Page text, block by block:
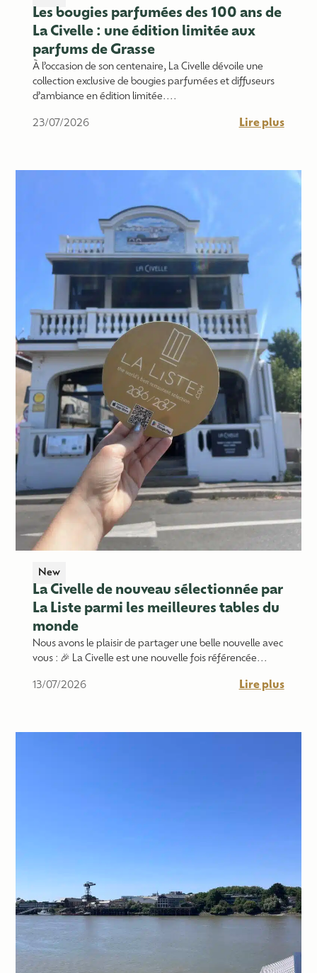
Les bougies parfumées des 100 ans de
La Civelle : une édition limitée aux
parfums de Grasse
À l’occasion de son centenaire, La Civelle dévoile une
collection exclusive de bougies parfumées et diffuseurs
d’ambiance en édition limitée....
23/07/2026 Lire plus
New
La Civelle de nouveau sélectionnée par
La Liste parmi les meilleures tables du
monde
Nous avons le plaisir de partager une belle nouvelle avec
vous : 🎉 La Civelle est une nouvelle fois référencée...
13/07/2026 Lire plus